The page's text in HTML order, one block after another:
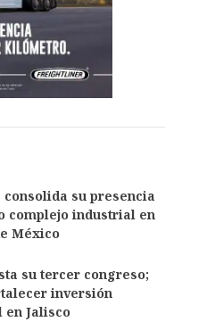
consolida su presencia
complejo industrial en
México
su tercer congreso;
inversión
Jalisco